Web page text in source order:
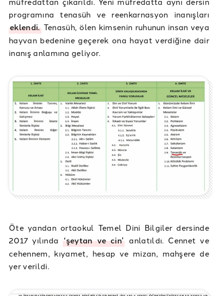
programına tenasüh ve reenkarnasyon inanışları
eklendi.Tenasüh, ölen kimsenin ruhunun insan veya
hayvan bedenine geçerek ona hayat verdiğine dair
inanış anlamına geliyor.
Öte yandan ortaokul Temel Dini Bilgiler dersinde
2017 yılında‘şeytan ve cin’ anlatıldı. Cennet ve
cehennem, kıyamet, hesap ve mizan, mahşere de
yer verildi.